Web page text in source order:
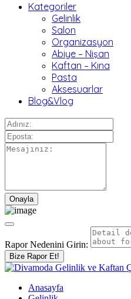
Kategoriler
Gelinlik
Salon
Organizasyon
Abiye – Nişan
Kaftan – Kına
Pasta
Aksesuarlar
Blog&Vlog
Rapor Nedenini Girin:
Bize Rapor Et!
Anasayfa